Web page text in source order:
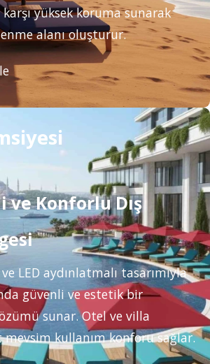
karşı yüksek koruma sunarak
alanı oluşturur.
ve Konforlu Dış
LED aydınlatmalı tasarımıyla
güvenli ve estetik bir
sunar. Otel ve villa
kullanım konforu sağlar.